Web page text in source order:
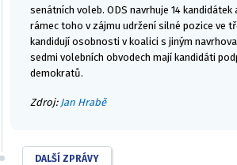
senátních voleb. ODS navrhuje 14 kandidátek
rámec toho v zájmu udržení silné pozice ve
kandidují osobnosti v koalici s jiným
sedmi volebních obvodech mají kandidáti
demokratů.
Zdroj: Jan Hrabě
DALŠÍ ZPRÁVY